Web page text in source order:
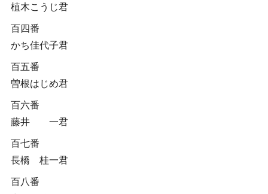
植木こうじ君
百四番
かち佳代子君
百五番
曽根はじめ君
百六番
藤井 一君
百七番
長橋 桂一君
百八番